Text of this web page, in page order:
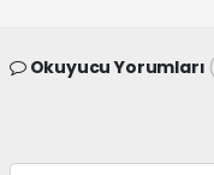
Okuyucu Yorumları